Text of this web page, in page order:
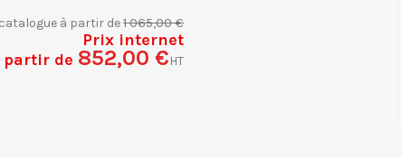
à partir de1 065,00 €
Prix internet
partir de 852,00 €HT